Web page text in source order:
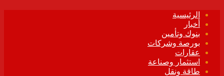
الرئيسية
أخبار
بنوك وتأمين
بورصة وشركات
عقارات
استثمار وصناعة
طاقة ونقل